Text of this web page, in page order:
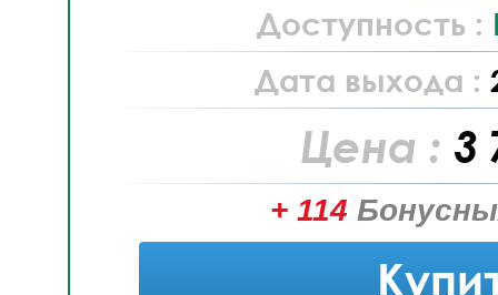
Доступность :
Дата выхода :
Цена : 3
+ 114